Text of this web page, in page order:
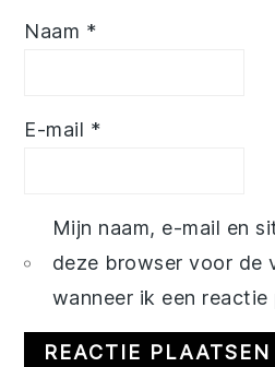
Naam *
E-mail *
Mijn naam, e-mail en
deze browser voor de
wanneer ik een reactie